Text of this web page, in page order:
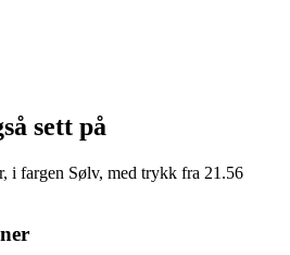
sett på